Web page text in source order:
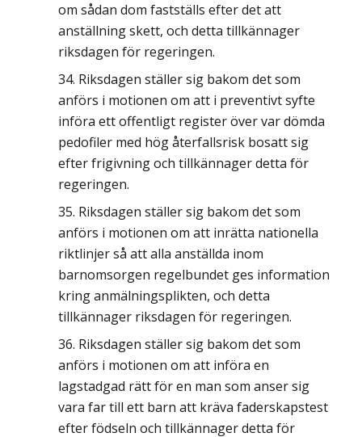
om sådan dom fastställs efter det att
anställning skett, och detta tillkännager
riksdagen för regeringen.
Riksdagen ställer sig bakom det som
anförs i motionen om att i preventivt syfte
införa ett offentligt register över var dömda
pedofiler med hög återfallsrisk bosatt sig
efter frigivning och tillkännager detta för
regeringen.
Riksdagen ställer sig bakom det som
anförs i motionen om att inrätta nationella
riktlinjer så att alla anställda inom
barnomsorgen regelbundet ges information
kring anmälningsplikten, och detta
tillkännager riksdagen för regeringen.
Riksdagen ställer sig bakom det som
anförs i motionen om att införa en
lagstadgad rätt för en man som anser sig
vara far till ett barn att kräva faderskapstest
efter födseln och tillkännager detta för